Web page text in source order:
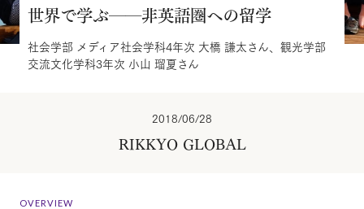
世界で学ぶ──非英語圏への留学
社会学部 メディア社会学科4年次 大橋 謙太さん、観光学部
交流文化学科3年次 小山 瑠夏さん
2018/06/28
RIKKYO GLOBAL
OVERVIEW